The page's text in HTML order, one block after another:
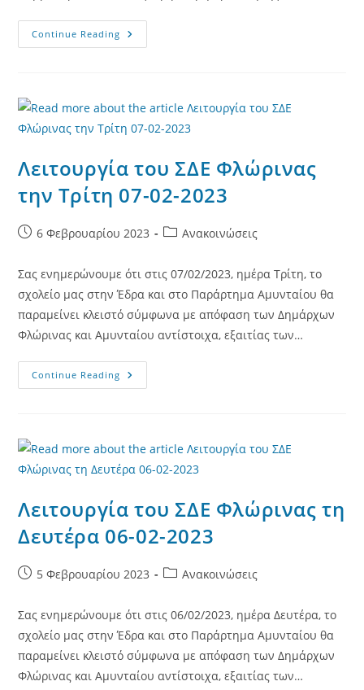
Continue Reading Πρόσκληση
Σε
Εκπαιδευομένων
Λειτουργία του ΣΔΕ Φλώρινας
την Τρίτη 07-02-2023
Post6 Φεβρουαρίου 2023
PostΑνακοινώσεις
Σας ενημερώνουμε ότι στις 07/02/2023, ημέρα Τρίτη, το
σχολείο μας στην Έδρα και στο Παράρτημα Αμυνταίου θα
παραμείνει κλειστό σύμφωνα με απόφαση των Δημάρχων
Φλώρινας και Αμυνταίου αντίστοιχα, εξαιτίας των…
Continue Reading Λειτουργία
Του
07-
02-
2023
Λειτουργία του ΣΔΕ Φλώρινας τη
Δευτέρα 06-02-2023
Post5 Φεβρουαρίου 2023
PostΑνακοινώσεις
Σας ενημερώνουμε ότι στις 06/02/2023, ημέρα Δευτέρα, το
σχολείο μας στην Έδρα και στο Παράρτημα Αμυνταίου θα
παραμείνει κλειστό σύμφωνα με απόφαση των Δημάρχων
Φλώρινας και Αμυνταίου αντίστοιχα, εξαιτίας των…